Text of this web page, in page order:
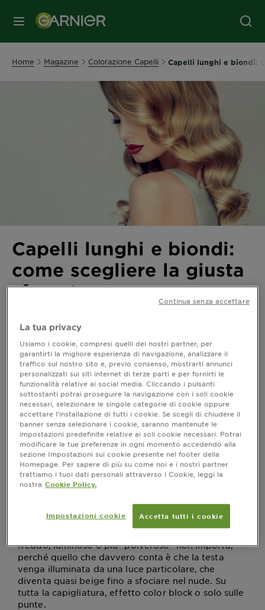
MENU
Home Magazine Colorazione Capelli Capelli lunghi e biondi:
Capelli lunghi e biondi:
come scegliere la giusta
sfumatura
storia della bellezza femminile. Oggi esistono tante
varianti di questa colorazione. Biondo platino, miele,
dorato. Scopri quale sfumatura scegliere a seconda
della lunghezza per far sì che i tuoi capelli da sogno
siano una realtà.
Capelli lunghi e biondi: come scegliere
la giusta sfumatura
I capelli biondi lunghi non hanno età. Gli uomini
preferiscono le bionde, recita il titolo di un film con
di capelli, è un’attitudine, un modo di essere.
freddo, luminoso o più “polveroso” non importa,
perché quello che davvero conta è che la testa
venga illuminata da una luce particolare, che
diventa quasi beige fino a sfociare nel nude. Su
tutta la capigliatura, effetto color block o solo sulle
punte.
La tua privacy
Usiamo i cookie, compresi quelli dei nostri partner, per
garantirti la migliore esperienza di navigazione, analizzare il
traffico sul nostro sito e, previo consenso, mostrarti annunci
personalizzati sui siti internet di terze parti e per fornirti le
funzionalità relative ai social media. Cliccando i pulsanti
sottostanti potrai proseguire la navigazione con i soli cookie
necessari, selezionare le singole categorie di cookie oppure
accettare l’installazione di tutti i cookie. Se scegli di chiudere il
banner senza selezionare i cookie, saranno mantenute le
impostazioni predefinite relative ai soli cookie necessari. Potrai
modificare le tue preferenze in ogni momento accedendo alla
sezione Impostazioni sui cookie presente nel footer della
Homepage. Per sapere di più su come noi e i nostri partner
trattiamo i tuoi dati personali attraverso i Cookie, leggi la
nostra Cookie Policy.
Impostazioni cookie Accetta tutti i cookie
Continua senza accettare